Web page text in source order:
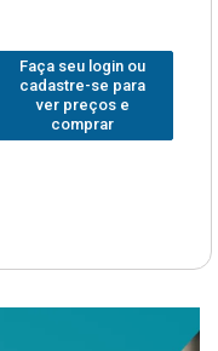
Faça seu login ou
cadastre-se para
ver preços e
comprar